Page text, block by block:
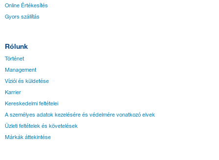
Online Értékesítés
Gyors szállítás
Rólunk
Történet
Management
Víziói és küldetése
Karrier
Kereskedelmi feltételei
A személyes adatok kezelésére és védelmére vonatkozó elvek
Üzleti feltételek és követelések
Márkák áttekintése